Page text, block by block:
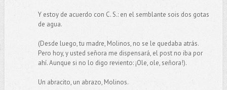
Y estoy de acuerdo con C. S.: en el semblante sois dos gotas
de agua.
(Desde luego, tu madre, Molinos, no se le quedaba atrás.
Pero hoy, y usted señora me dispensará, el post no iba por
ahí. Aunque si no lo digo reviento: ¡Ole, ole, señora!).
Un abracito, un abrazo, Molinos.